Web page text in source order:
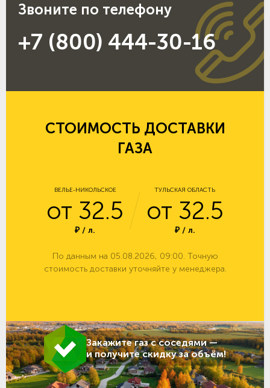
Звоните по телефону
+7 (800) 444-30-16
СТОИМОСТЬ ДОСТАВКИ
ГАЗА
ВЕЛЬЕ-НИКОЛЬСКОЕ
от 32.5
₽ / л.
ТУЛЬСКАЯ ОБЛАСТЬ
от 32.5
₽ / л.
По данным на 05.08.2026, 09:00. Точную
стоимость доставки уточняйте у менеджера.
Закажите газ с соседями —
и получите скидку за объём!